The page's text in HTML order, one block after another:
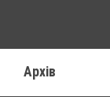
Aрхів